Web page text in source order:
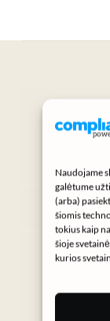
Naudojame
galėtume
(arba)
šiomis
tokius kaip
šioje
kurios